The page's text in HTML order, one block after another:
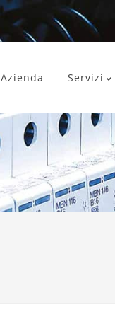
Azienda Servizi